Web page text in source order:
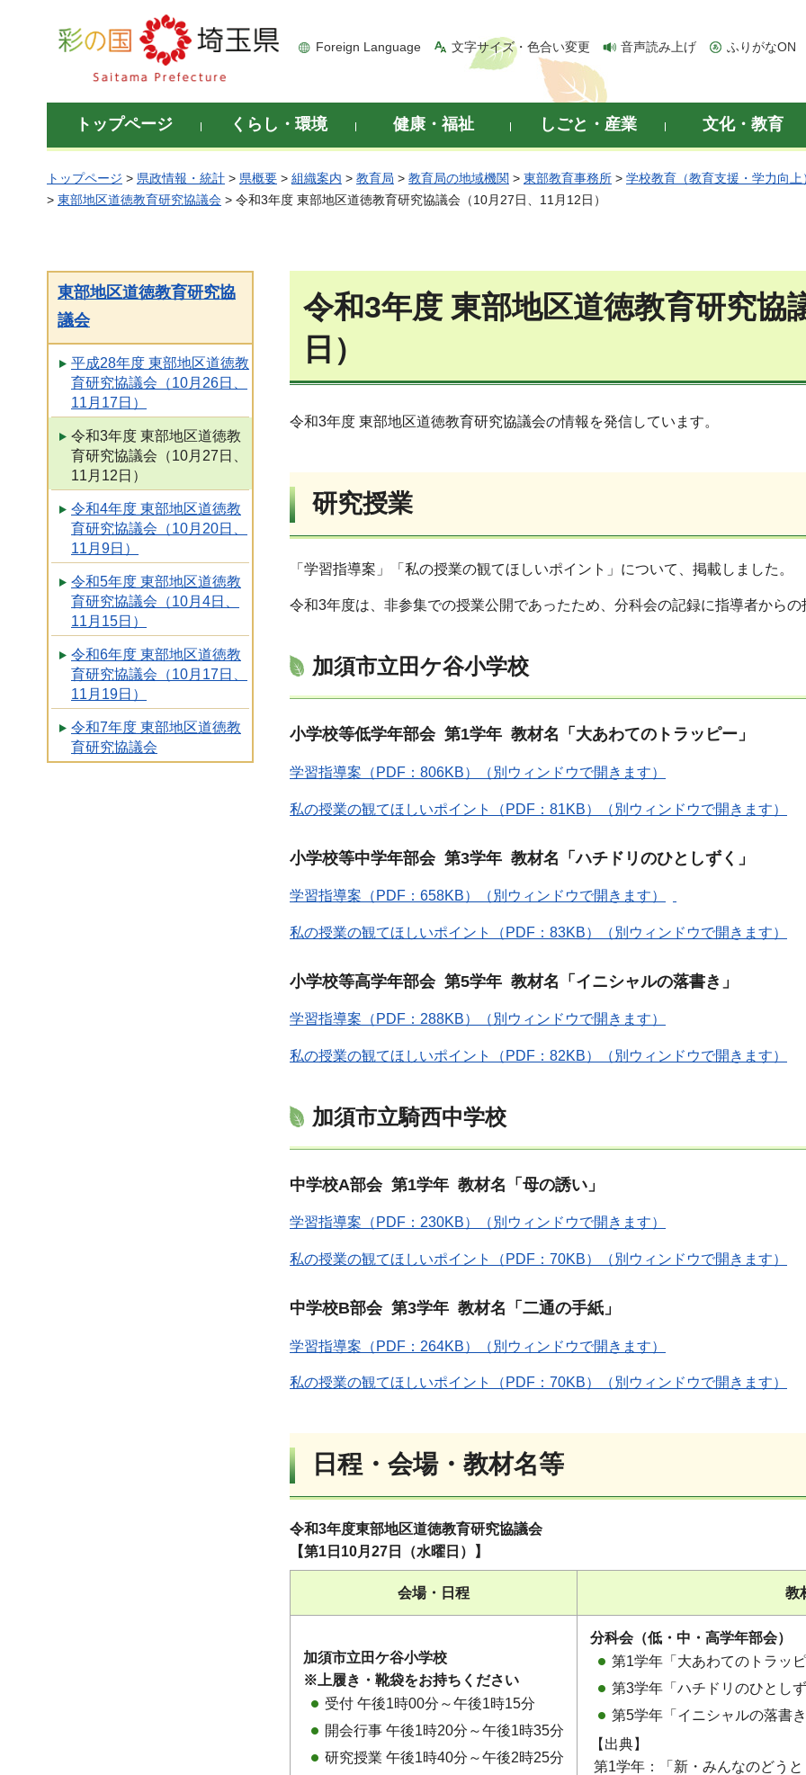
彩の国 埼玉県
Foreign Language 文字サイズ・色合い変更 音声読み上げ ふりがなON
トップページ くらし・環境 健康・福祉 しごと・産業 文化・教育
トップページ > 県政情報・統計 > 県概要 > 組織案内 > 教育局 > 教育局の地域機関 > 東部教育事務所 > 学校教育（教育支援・学力向
> 東部地区道徳教育研究協議会 > 令和3年度 東部地区道徳教育研究協議会（10月27日、11月12日）
東部地区道徳教育研究協
議会
平成28年度 東部地区道徳教
育研究協議会（10月26日、
11月17日）
令和3年度 東部地区道徳教
育研究協議会（10月27日、
11月12日）
令和4年度 東部地区道徳教
育研究協議会（10月20日、
11月9日）
令和5年度 東部地区道徳教
育研究協議会（10月4日、
11月15日）
令和6年度 東部地区道徳教
育研究協議会（10月17日、
11月19日）
令和7年度 東部地区道徳教
育研究協議会
令和3年度 東部地区道徳教育研究協
日）
令和3年度 東部地区道徳教育研究協議会の情報を発信しています。
研究授業
「学習指導案」「私の授業の観てほしいポイント」について、掲載しました。
令和3年度は、非参集での授業公開であったため、分科会の記録に指導者から
加須市立田ケ谷小学校
小学校等低学年部会 第1学年 教材名「大あわてのトラッピー」
学習指導案（PDF：806KB）（別ウィンドウで開きます）
私の授業の観てほしいポイント（PDF：81KB）（別ウィンドウで開きます）
小学校等中学年部会 第3学年 教材名「ハチドリのひとしずく」
学習指導案（PDF：658KB）（別ウィンドウで開きます）
私の授業の観てほしいポイント（PDF：83KB）（別ウィンドウで開きます）
小学校等高学年部会 第5学年 教材名「イニシャルの落書き」
学習指導案（PDF：288KB）（別ウィンドウで開きます）
私の授業の観てほしいポイント（PDF：82KB）（別ウィンドウで開きます）
加須市立騎西中学校
中学校A部会 第1学年 教材名「母の誘い」
学習指導案（PDF：230KB）（別ウィンドウで開きます）
私の授業の観てほしいポイント（PDF：70KB）（別ウィンドウで開きます）
中学校B部会 第3学年 教材名「二通の手紙」
学習指導案（PDF：264KB）（別ウィンドウで開きます）
私の授業の観てほしいポイント（PDF：70KB）（別ウィンドウで開きます）
日程・会場・教材名等
令和3年度東部地区道徳教育研究協議会
【第1日10月27日（水曜日）】
会場・日程 教
加須市立田ケ谷小学校
※上履き・靴袋をお持ちください
受付 午後1時00分～午後1時15分
開会行事 午後1時20分～午後1時35分
研究授業 午後1時40分～午後2時25分
分科会（低・中・高学年部会）
第1学年「大あわてのトラッ
第3学年「ハチドリのひとし
第5学年「イニシャルの落書
【出典】
第1学年：「新・みんなのどう